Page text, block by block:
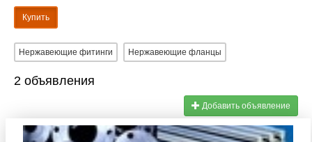
Купить
Нержавеющие фитинги Нержавеющие фланцы
2 объявления
Добавить объявление